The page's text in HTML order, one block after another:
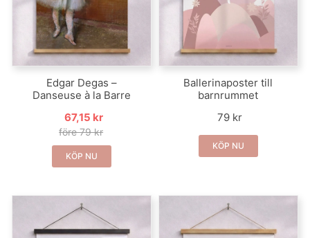
Edgar Degas –
Danseuse à la Barre
67,15 kr
före 79 kr
KÖP NU
Ballerinaposter till
barnrummet
79 kr
KÖP NU